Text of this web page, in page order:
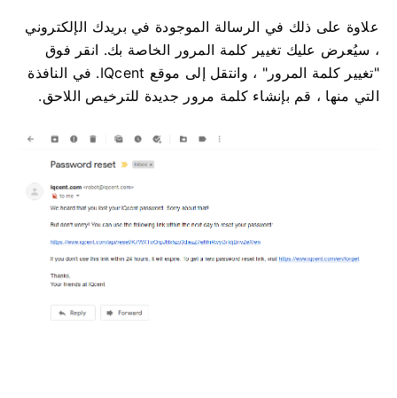
علاوة على ذلك في الرسالة الموجودة في بريدك الإلكتروني
، سيُعرض عليك تغيير كلمة المرور الخاصة بك. انقر فوق
"تغيير كلمة المرور" ، وانتقل إلى موقع IQcent.
في النافذة
التي منها ، قم بإنشاء كلمة مرور جديدة للترخيص اللاحق.